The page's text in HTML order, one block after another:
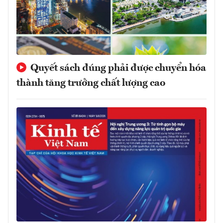
Quyết sách đúng phải được chuyển hóa
thành tăng trưởng chất lượng cao